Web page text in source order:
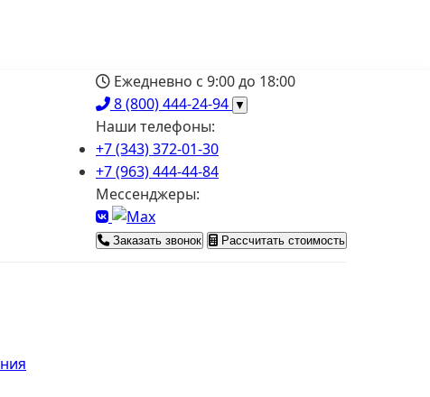
Ежедневно с 9:00 до 18:00
8 (800) 444-24-94 ▼
Наши телефоны:
+7 (343) 372-01-30
+7 (963) 444-44-84
Мессенджеры:
Заказать звонок Рассчитать стоимость